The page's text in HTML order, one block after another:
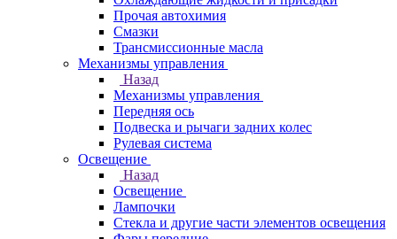
Прочая автохимия
Смазки
Трансмиссионные масла
Механизмы управления
Назад
Механизмы управления
Передняя ось
Подвеска и рычаги задних колес
Рулевая система
Освещение
Назад
Освещение
Лампочки
Стекла и другие части элементов освещения